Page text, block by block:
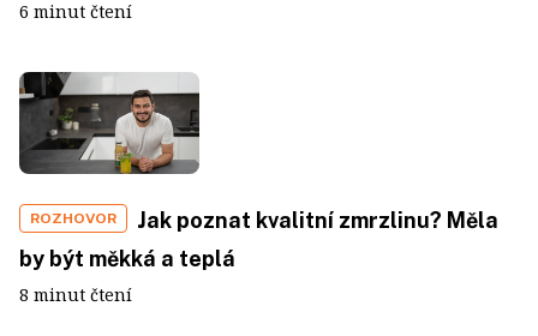
6 minut čtení
ROZHOVOR
Jak poznat kvalitní zmrzlinu? Měla
by být měkká a teplá
8 minut čtení